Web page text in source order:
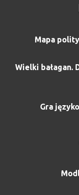
Mapa
Wielki bałagan.
Gra